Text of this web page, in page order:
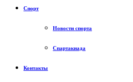
Спорт
Новости спорта
Спартакиада
Контакты